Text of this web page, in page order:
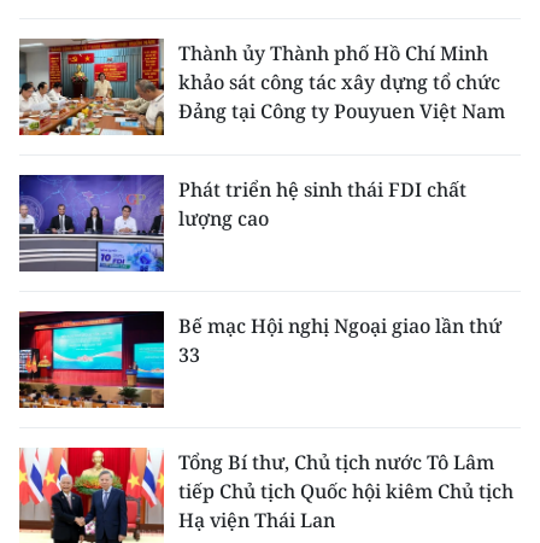
Thành ủy Thành phố Hồ Chí Minh
khảo sát công tác xây dựng tổ chức
Đảng tại Công ty Pouyuen Việt Nam
Phát triển hệ sinh thái FDI chất
lượng cao
Bế mạc Hội nghị Ngoại giao lần thứ
33
Tổng Bí thư, Chủ tịch nước Tô Lâm
tiếp Chủ tịch Quốc hội kiêm Chủ tịch
Hạ viện Thái Lan